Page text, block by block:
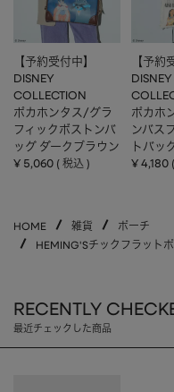
【予約受付中】
DISNEY
COLLECTION
ポカホンタス/グラ
フィックボストンバ
ッグ ダークブラウン
¥ 5,060 税込
【予約
DISNEY
ポカホ
ンバス
トバッ
¥ 4,180
HOME 雑貨
ポーチ
HEMING'Sチックフラット
RECENTLY
最近チェックした商品